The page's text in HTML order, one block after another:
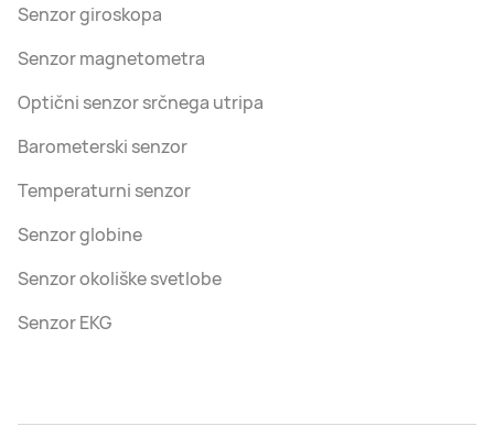
Senzor giroskopa
Senzor magnetometra
Optični senzor srčnega utripa
Barometerski senzor
Temperaturni senzor
Senzor globine
Senzor okoliške svetlobe
Senzor EKG